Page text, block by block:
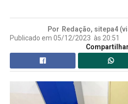
Por Redação, sitepa4
Publicado em 05/12/2023 às 20:51
Compartilhar